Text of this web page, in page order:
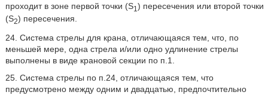
проходит в зоне первой точки (S1 ) пересечения или второй точки
(S2) пересечения.
24. Система стрелы для крана, отличающаяся тем, что, по
меньшей мере, одна стрела и/или одно удлинение стрелы
выполнены в виде крановой секции по п.1.
25. Система стрелы по п.24, отличающаяся тем, что
предусмотрено между одним и двадцатью, предпочтительно